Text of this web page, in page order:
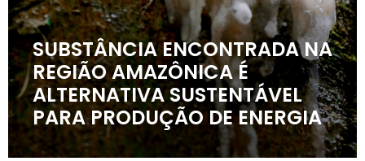
SUBSTÂNCIA ENCONTRADA NA
REGIÃO AMAZÔNICA É
ALTERNATIVA SUSTENTÁVEL
PARA PRODUÇÃO DE ENERGIA